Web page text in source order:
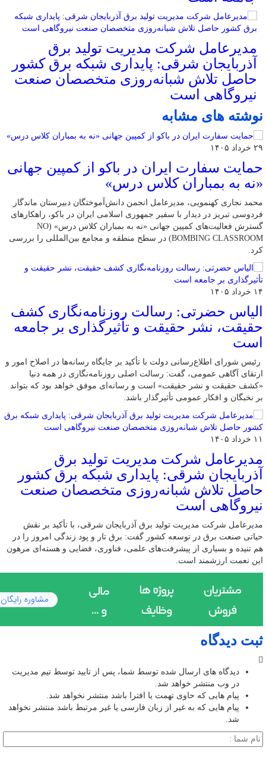
مدیرعامل شرکت مدیریت تولید برق
آذربایجان شرقی: پایداری شبکه برق کشور
حاصل تلاش شبانه‌روزی متخصصان صنعت
نیروگاهی است
نوشته های مشابه
۲۹ خرداد ۱۴۰۵
حمایت سفارت ایران در باکو از کمپین جهانی
«نه به بمباران کلاس درس»
محمد نجاری کهنمویی، مدیرعامل انجمن دانش‌آموختگان دبیرستان ماندگار
فردوسی تبریز در دیدار با سفیر جمهوری اسلامی ایران در باکو، راهکارهای
گسترش فعالیت‌های کمپین جهانی «نه به بمباران کلاس درس» (NO
BOMBING CLASSROOM) در سطح منطقه و مجامع بین‌المللی را بررسی
کرد.
۱۴ خرداد ۱۴۰۵
الیاس حضرتی: رسالت روزنامه‌نگاری کشف
حقیقت، نشر حقیقت و تأثیرگذاری بر جامعه
است
رئیس شورای اطلاع‌رسانی دولت با تأکید بر جایگاه رسانه‌ها در اصلاح امور و
ارتقای آگاهی عمومی، گفت: رسالت اصلی روزنامه‌نگاری در همه دنیا
«کشف حقیقت و نشر حقیقت» است و رسانه‌ای موفق خواهد بود که بتواند
بر نخبگان و افکار عمومی تأثیرگذار باشد.
۱۱ خرداد ۱۴۰۵
مدیرعامل شرکت مدیریت تولید برق
آذربایجان شرقی: پایداری شبکه برق کشور
حاصل تلاش شبانه‌روزی متخصصان صنعت
نیروگاهی است
مدیرعامل شرکت مدیریت تولید برق آذربایجان شرقی، با تأکید بر نقش
حیاتی صنعت برق در توسعه کشور گفت: برق تار و پود زندگی امروز را در
هم تنیده و بسیاری از پیشرفت‌های علمی، فناوری، فضایی و هسته‌ای مرهون
این نعمت ارزشمند است.
ثبت دیدگاه
دیدگاه های ارسال شده توسط شما، پس از تایید توسط تیم مدیریت
در وب منتشر خواهد شد.
پیام هایی که حاوی تهمت یا افترا باشد منتشر نخواهد شد.
پیام هایی که به غیر از زبان فارسی یا غیر مرتبط باشد منتشر نخواهد
شد.